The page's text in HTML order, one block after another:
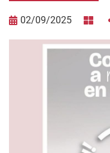
02/09/2025